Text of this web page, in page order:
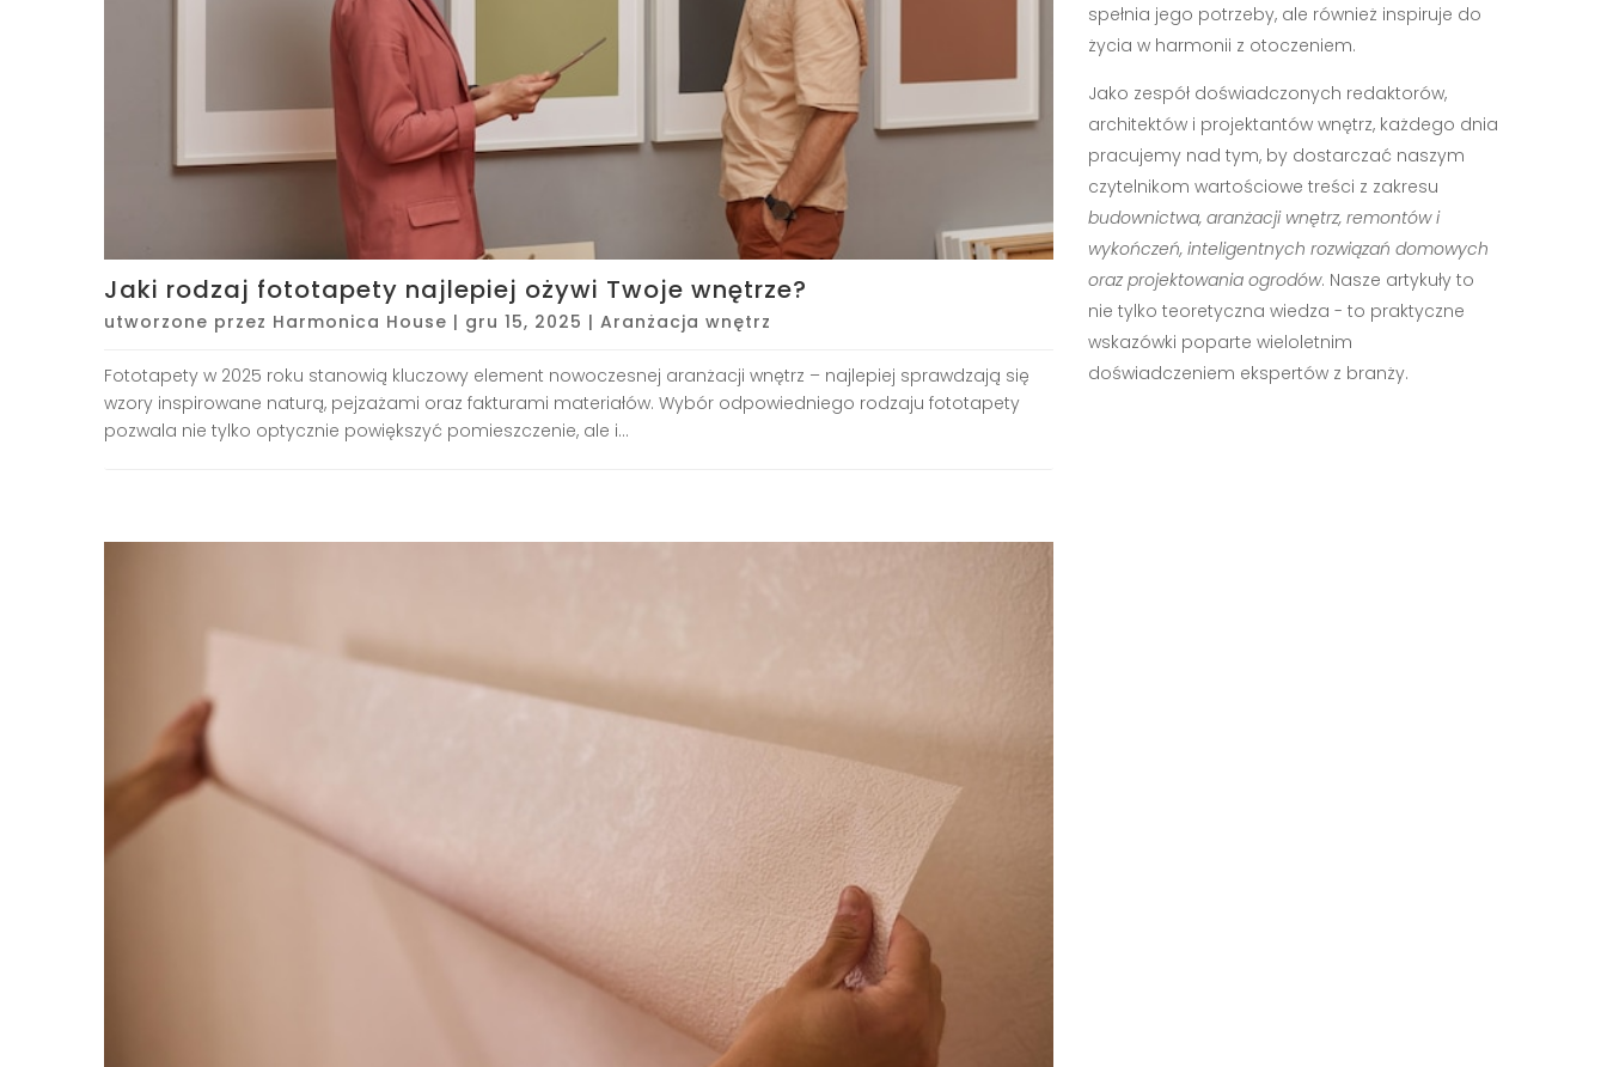
Jaki rodzaj fototapety najlepiej ożywi Twoje wnętrze?
utworzone przez Harmonica House | gru 15, 2025 | Aranżacja wnętrz
Fototapety w 2025 roku stanowią kluczowy element nowoczesnej aranżacji wnętrz – najlepiej sprawdzają się
wzory inspirowane naturą, pejzażami oraz fakturami materiałów. Wybór odpowiedniego rodzaju fototapety
pozwala nie tylko optycznie powiększyć pomieszczenie, ale i...
spełnia jego potrzeby, ale również inspiruje do
życia w harmonii z otoczeniem.
Jako zespół doświadczonych redaktorów,
architektów i projektantów wnętrz, każdego dnia
pracujemy nad tym, by dostarczać naszym
czytelnikom wartościowe treści z zakresu
budownictwa, aranżacji wnętrz, remontów i
wykończeń, inteligentnych rozwiązań domowych
oraz projektowania ogrodów. Nasze artykuły to
nie tylko teoretyczna wiedza - to praktyczne
wskazówki poparte wieloletnim
doświadczeniem ekspertów z branży.